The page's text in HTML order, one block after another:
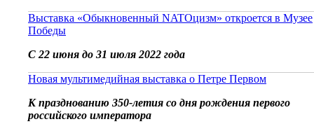
Выставка «Обыкновенный NATOцизм» откроется в Музее
Победы
С 22 июня до 31 июля 2022 года
Новая мультимедийная выставка о Петре Первом
К празднованию 350-летия со дня рождения первого
российского императора